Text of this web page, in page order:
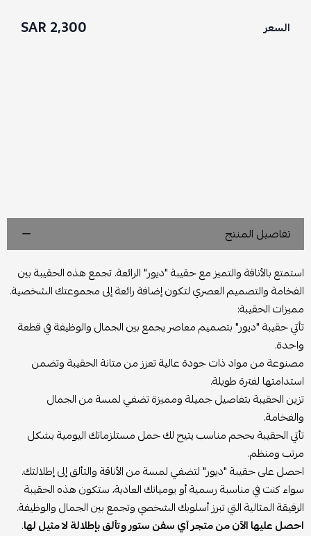
السعر 2,300 SAR
تفاصيل المنتج
استمتع بالأناقة والتميز مع حقيبة "ديور" الرائعة. تجمع هذه الحقيبة بين
الفخامة والتصميم العصري لتكون إضافة رائعة إلى مجموعتك الشخصية.
مميزات الحقيبة:
تأتي حقيبة "ديور" بتصميم معاصر يجمع بين الجمال والوظيفة في قطعة
واحدة.
مصنوعة من مواد ذات جودة عالية تعزز من متانة الحقيبة وتضمن
استدامتها لفترة طويلة.
تزين الحقيبة بتفاصيل جميلة ومميزة تضفي لمسة من الجمال
والفخامة.
تأتي الحقيبة بحجم مناسب يتيح لك حمل مستلزماتك اليومية بشكل
مرتب ومنظم.
احصل على حقيبة "ديور" لتضفي لمسة من الأناقة والتألق إلى إطلالتك.
سواء كنت في مناسبة رسمية أو يومياتك العادية، ستكون هذه الحقيبة
الرفيقة المثالية التي تبرز أسلوبك الشخصي وتجمع بين الجمال والوظيفة.
احصل عليها الآن من متجر آي سفن ستور وتألق بإطلالة لا مثيل لها.